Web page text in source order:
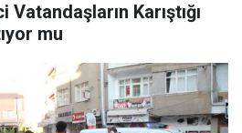
Karıştığı
mu